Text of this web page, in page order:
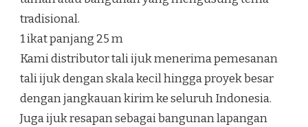
tradisional.
1 ikat panjang 25 m
Kami distributor tali ijuk menerima pemesanan
tali ijuk dengan skala kecil hingga proyek besar
dengan jangkauan kirim ke seluruh Indonesia.
Juga ijuk resapan sebagai bangunan lapangan